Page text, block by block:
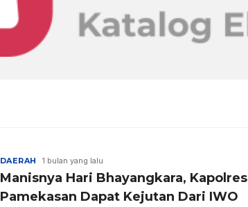
DAERAH 1 bulan yang lalu
Manisnya Hari Bhayangkara, Kapolres
Pamekasan Dapat Kejutan Dari IWO